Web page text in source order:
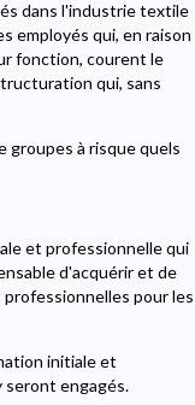
dans l'industrie textile
employés qui, en raison
fonction, courent le
qui, sans
groupes à risque quels
et professionnelle qui
d'acquérir et de
pour les
initiale et
seront engagés.